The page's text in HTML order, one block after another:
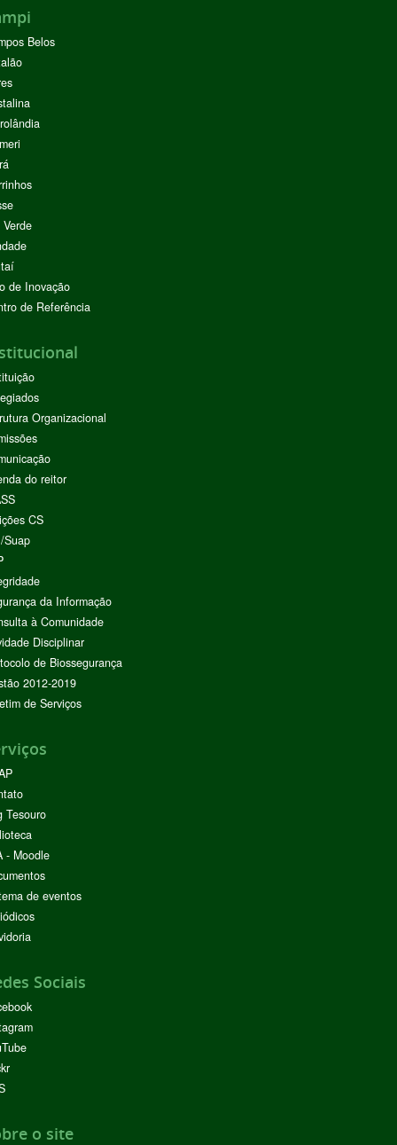
Belos
de Inovação
de Referência
Organizacional
do reitor
CS
Suap
da Informação
à Comunidade
Disciplinar
de Biossegurança
2012-2019
de Serviços
Tesouro
- Moodle
de eventos
Sociais
o site